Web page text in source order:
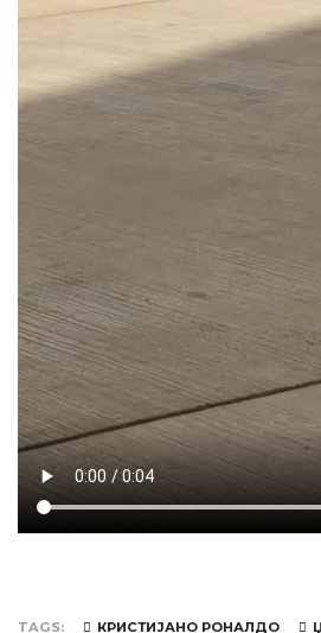
TAGS КРИСТИЈАНО РОНАЛДО